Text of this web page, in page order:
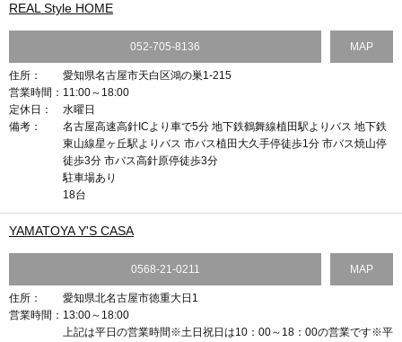
REAL Style HOME
052-705-8136 MAP
住所：
愛知県名古屋市天白区鴻の巣1-215
営業時間： 11:00～18:00
定休日：
水曜日
備考：
名古屋高速高針ICより車で5分 地下鉄鶴舞線植田駅よりバス 地下鉄
東山線星ヶ丘駅よりバス 市バス植田大久手停徒歩1分 市バス焼山停
徒歩3分 市バス高針原停徒歩3分
駐車場あり
18台
YAMATOYA Y'S CASA
0568-21-0211 MAP
住所：
愛知県北名古屋市徳重大日1
営業時間： 13:00～18:00
上記は平日の営業時間※土日祝日は10：00～18：00の営業です※平